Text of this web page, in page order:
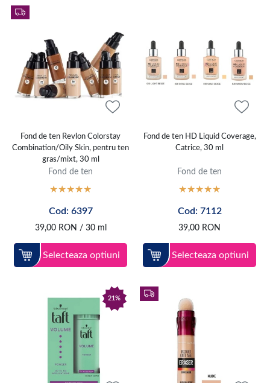
Fond de ten Revlon Colorstay
Combination/Oily Skin, pentru ten
gras/mixt, 30 ml
Fond de ten
Cod: 6397
39,00 RON / 30 ml
Selecteaza optiuni
Fond de ten HD Liquid Coverage,
Catrice, 30 ml
Fond de ten
Cod: 7112
39,00 RON
Selecteaza optiuni
21%